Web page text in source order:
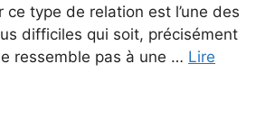
ce type de relation est l’une des
difficiles qui soit, précisément
ressemble pas à une … Lire